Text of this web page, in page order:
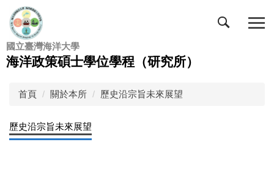
跳
到
主
要
內
國立臺灣海洋大學
海洋政策碩士學位學程（研究所）
首頁 關於本所 歷史沿宗旨未來展望
歷史沿宗旨未來展望